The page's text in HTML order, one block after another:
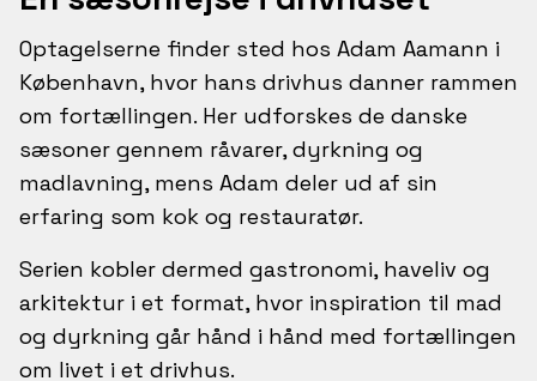
Optagelserne finder sted hos Adam Aamann i
København, hvor hans drivhus danner rammen
om fortællingen. Her udforskes de danske
sæsoner gennem råvarer, dyrkning og
madlavning, mens Adam deler ud af sin
erfaring som kok og restauratør.
Serien kobler dermed gastronomi, haveliv og
arkitektur i et format, hvor inspiration til mad
og dyrkning går hånd i hånd med fortællingen
om livet i et drivhus.